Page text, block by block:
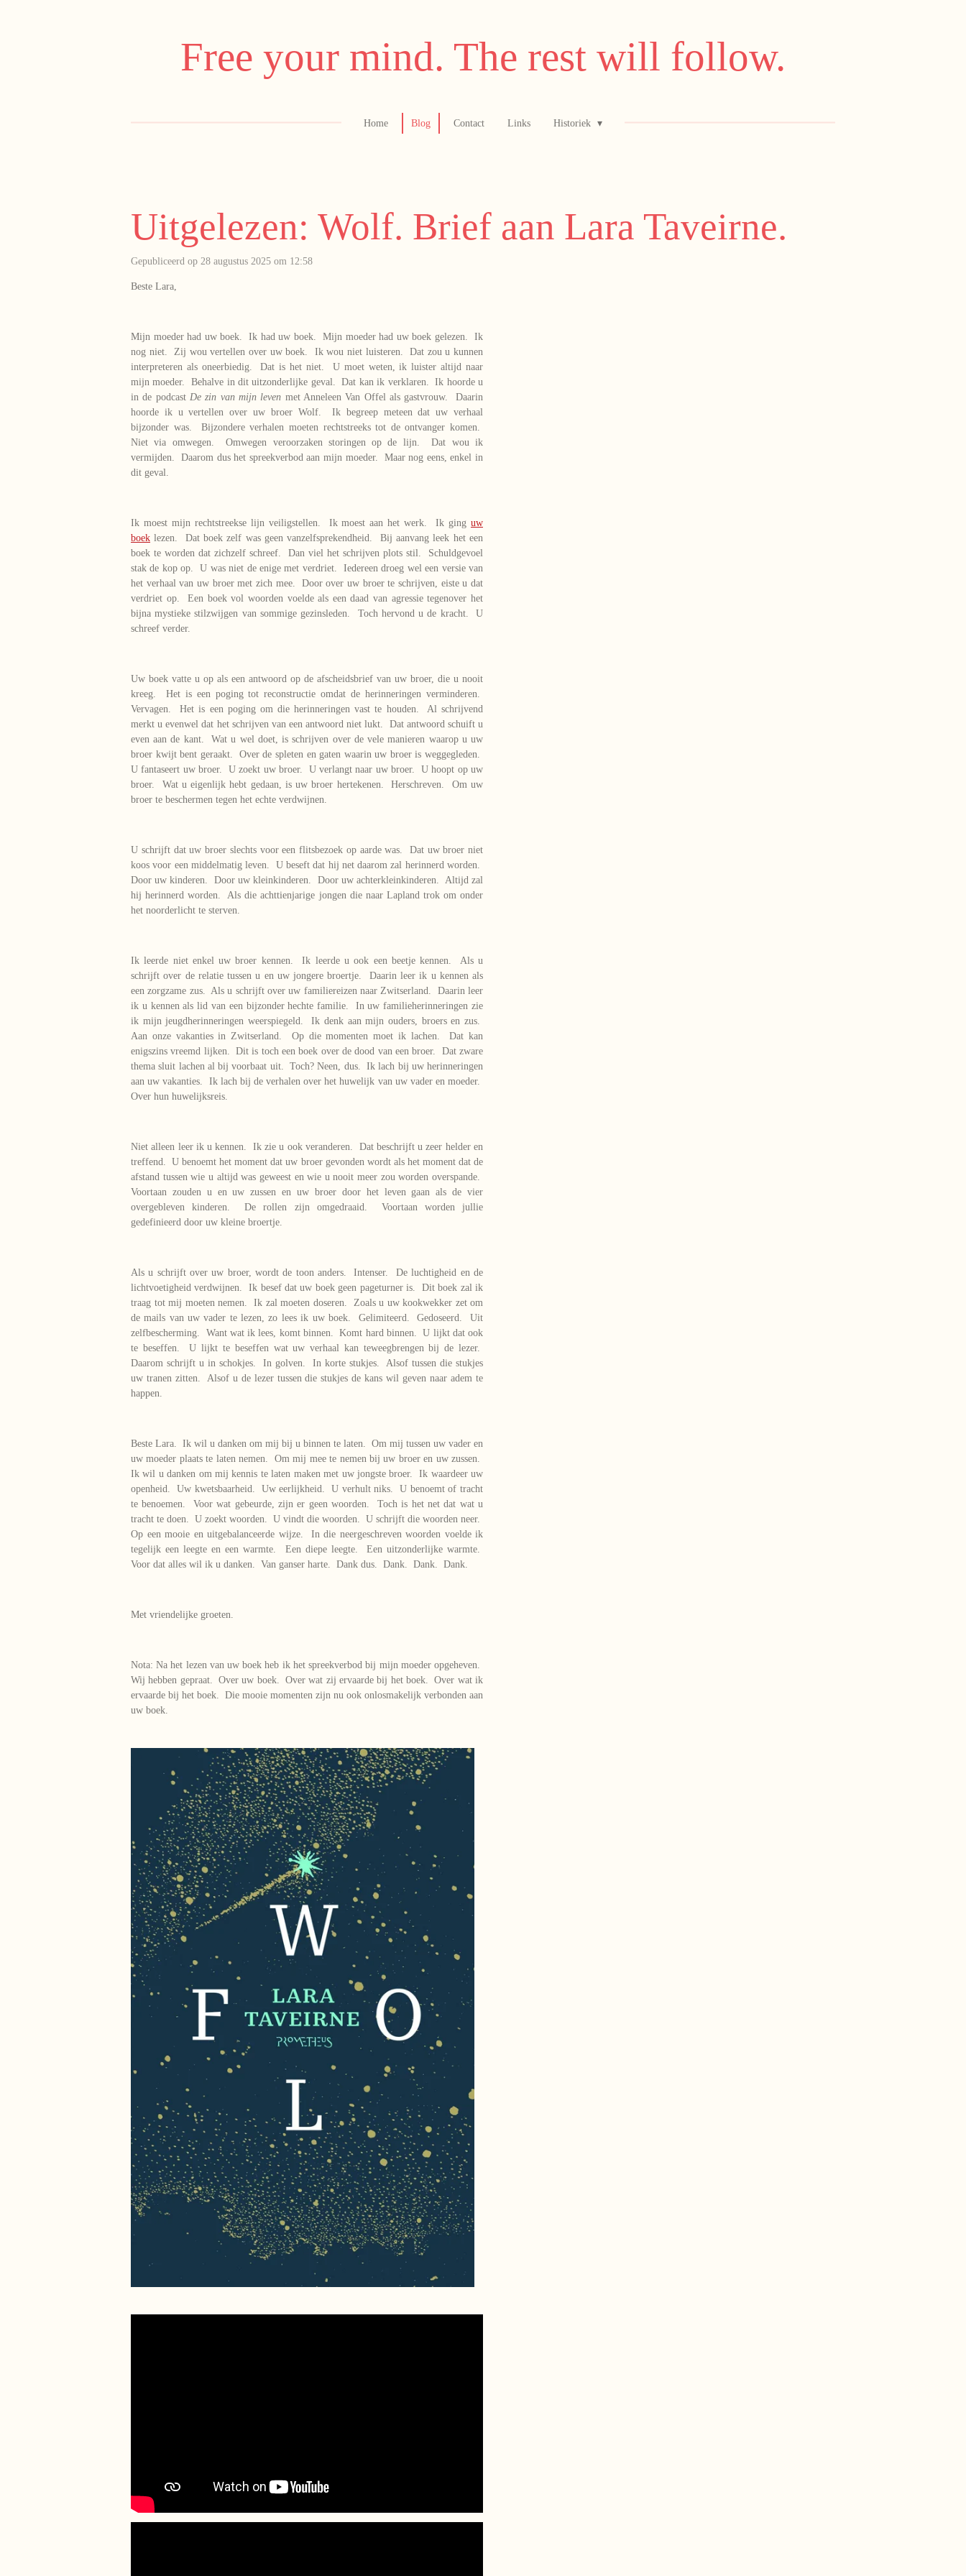
Free your mind. The rest will follow.
Home Blog Contact Links Historiek
Uitgelezen: Wolf. Brief aan Lara Taveirne.
Gepubliceerd op 28 augustus 2025 om 12:58
Beste Lara,
Mijn moeder had uw boek. Ik had uw boek. Mijn moeder had uw boek gelezen. Ik
nog niet. Zij wou vertellen over uw boek. Ik wou niet luisteren. Dat zou u kunnen
interpreteren als oneerbiedig. Dat is het niet. U moet weten, ik luister altijd naar
mijn moeder. Behalve in dit uitzonderlijke geval. Dat kan ik verklaren. Ik hoorde u
in de podcast De zin van mijn leven met Anneleen Van Offel als gastvrouw. Daarin
hoorde ik u vertellen over uw broer Wolf. Ik begreep meteen dat uw verhaal
bijzonder was. Bijzondere verhalen moeten rechtstreeks tot de ontvanger komen.
Niet via omwegen. Omwegen veroorzaken storingen op de lijn. Dat wou ik
vermijden. Daarom dus het spreekverbod aan mijn moeder. Maar nog eens, enkel in
dit geval.
Ik moest mijn rechtstreekse lijn veiligstellen. Ik moest aan het werk. Ik ging uw
boek lezen. Dat boek zelf was geen vanzelfsprekendheid. Bij aanvang leek het een
boek te worden dat zichzelf schreef. Dan viel het schrijven plots stil. Schuldgevoel
stak de kop op. U was niet de enige met verdriet. Iedereen droeg wel een versie van
het verhaal van uw broer met zich mee. Door over uw broer te schrijven, eiste u dat
verdriet op. Een boek vol woorden voelde als een daad van agressie tegenover het
bijna mystieke stilzwijgen van sommige gezinsleden. Toch hervond u de kracht. U
schreef verder.
Uw boek vatte u op als een antwoord op de afscheidsbrief van uw broer, die u nooit
kreeg. Het is een poging tot reconstructie omdat de herinneringen verminderen.
Vervagen. Het is een poging om die herinneringen vast te houden. Al schrijvend
merkt u evenwel dat het schrijven van een antwoord niet lukt. Dat antwoord schuift u
even aan de kant. Wat u wel doet, is schrijven over de vele manieren waarop u uw
broer kwijt bent geraakt. Over de spleten en gaten waarin uw broer is weggegleden.
U fantaseert uw broer. U zoekt uw broer. U verlangt naar uw broer. U hoopt op uw
broer. Wat u eigenlijk hebt gedaan, is uw broer hertekenen. Herschreven. Om uw
broer te beschermen tegen het echte verdwijnen.
U schrijft dat uw broer slechts voor een flitsbezoek op aarde was. Dat uw broer niet
koos voor een middelmatig leven. U beseft dat hij net daarom zal herinnerd worden.
Door uw kinderen. Door uw kleinkinderen. Door uw achterkleinkinderen. Altijd zal
hij herinnerd worden. Als die achttienjarige jongen die naar Lapland trok om onder
het noorderlicht te sterven.
Ik leerde niet enkel uw broer kennen. Ik leerde u ook een beetje kennen. Als u
schrijft over de relatie tussen u en uw jongere broertje. Daarin leer ik u kennen als
een zorgzame zus. Als u schrijft over uw familiereizen naar Zwitserland. Daarin leer
ik u kennen als lid van een bijzonder hechte familie. In uw familieherinneringen zie
ik mijn jeugdherinneringen weerspiegeld. Ik denk aan mijn ouders, broers en zus.
Aan onze vakanties in Zwitserland. Op die momenten moet ik lachen. Dat kan
enigszins vreemd lijken. Dit is toch een boek over de dood van een broer. Dat zware
thema sluit lachen al bij voorbaat uit. Toch? Neen, dus. Ik lach bij uw herinneringen
aan uw vakanties. Ik lach bij de verhalen over het huwelijk van uw vader en moeder.
Over hun huwelijksreis.
Niet alleen leer ik u kennen. Ik zie u ook veranderen. Dat beschrijft u zeer helder en
treffend. U benoemt het moment dat uw broer gevonden wordt als het moment dat de
afstand tussen wie u altijd was geweest en wie u nooit meer zou worden overspande.
Voortaan zouden u en uw zussen en uw broer door het leven gaan als de vier
overgebleven kinderen. De rollen zijn omgedraaid. Voortaan worden jullie
gedefinieerd door uw kleine broertje.
Als u schrijft over uw broer, wordt de toon anders. Intenser. De luchtigheid en de
lichtvoetigheid verdwijnen. Ik besef dat uw boek geen pageturner is. Dit boek zal ik
traag tot mij moeten nemen. Ik zal moeten doseren. Zoals u uw kookwekker zet om
de mails van uw vader te lezen, zo lees ik uw boek. Gelimiteerd. Gedoseerd. Uit
zelfbescherming. Want wat ik lees, komt binnen. Komt hard binnen. U lijkt dat ook
te beseffen. U lijkt te beseffen wat uw verhaal kan teweegbrengen bij de lezer.
Daarom schrijft u in schokjes. In golven. In korte stukjes. Alsof tussen die stukjes
uw tranen zitten. Alsof u de lezer tussen die stukjes de kans wil geven naar adem te
happen.
Beste Lara. Ik wil u danken om mij bij u binnen te laten. Om mij tussen uw vader en
uw moeder plaats te laten nemen. Om mij mee te nemen bij uw broer en uw zussen.
Ik wil u danken om mij kennis te laten maken met uw jongste broer. Ik waardeer uw
openheid. Uw kwetsbaarheid. Uw eerlijkheid. U verhult niks. U benoemt of tracht
te benoemen. Voor wat gebeurde, zijn er geen woorden. Toch is het net dat wat u
tracht te doen. U zoekt woorden. U vindt die woorden. U schrijft die woorden neer.
Op een mooie en uitgebalanceerde wijze. In die neergeschreven woorden voelde ik
tegelijk een leegte en een warmte. Een diepe leegte. Een uitzonderlijke warmte.
Voor dat alles wil ik u danken. Van ganser harte. Dank dus. Dank. Dank. Dank.
Met vriendelijke groeten.
Nota: Na het lezen van uw boek heb ik het spreekverbod bij mijn moeder opgeheven.
Wij hebben gepraat. Over uw boek. Over wat zij ervaarde bij het boek. Over wat ik
ervaarde bij het boek. Die mooie momenten zijn nu ook onlosmakelijk verbonden aan
uw boek.